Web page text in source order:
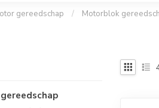
gereedschap / Motorblok